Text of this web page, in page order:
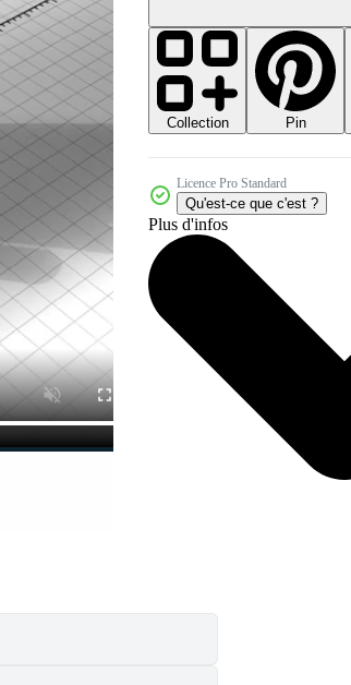
Collection Pin
Licence Pro Standard
Qu'est-ce que c'est ?
Plus d'infos